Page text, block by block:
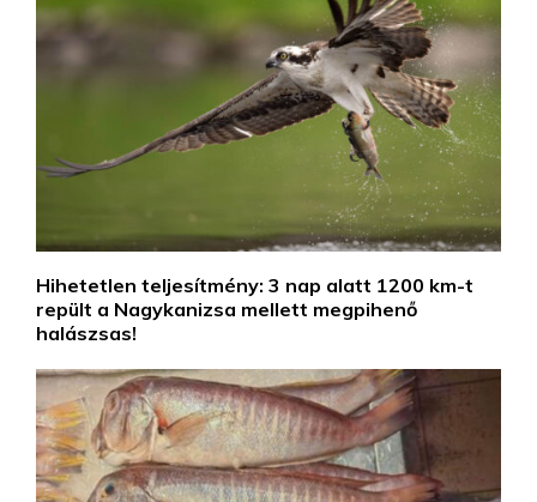
Hihetetlen teljesítmény: 3 nap alatt 1200 km-t
repült a Nagykanizsa mellett megpihenő
halászsas!